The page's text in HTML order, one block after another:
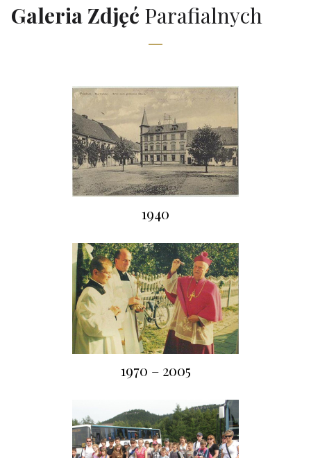
Galeria Zdjęć Parafialnych
1940
1970 – 2005